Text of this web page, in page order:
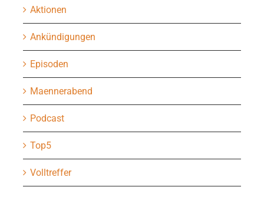
Aktionen
Ankündigungen
Episoden
Maennerabend
Podcast
Top5
Volltreffer